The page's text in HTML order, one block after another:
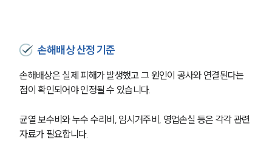
구성원 소개
부동산전문변호사
소식/자료
손해배상 산정 기준
손해배상은 실제 피해가 발생했고 그 원인이 공사와 연결된다는
점이 확인되어야 인정될 수 있습니다.
균열 보수비와 누수 수리비, 임시거주비, 영업손실 등은 각각 관련
자료가 필요합니다.